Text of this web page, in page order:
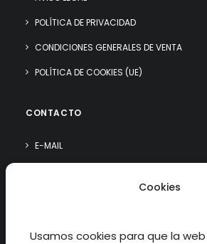
Cookies
Usamos cookies para que la
POLÍTICA DE PRIVACIDAD
CONDICIONES GENERALES DE VENTA
POLÍTICA DE COOKIES (UE)
CONTACTO
E-MAIL